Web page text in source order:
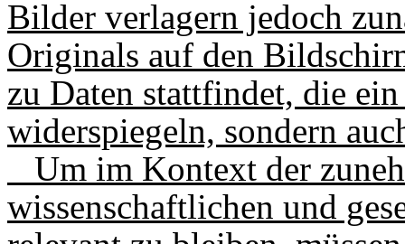
Bilder verlagern jedoch
Originals auf den
zu Daten stattfindet, die
widerspiegeln, sondern
Um im Kontext der
wissenschaftlichen und